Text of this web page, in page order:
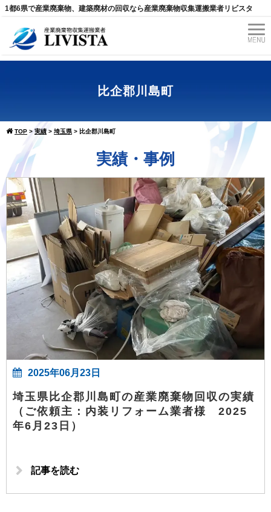
1都6県で産業廃棄物、建築廃材の回収なら産業廃棄物収集運搬業者リビスタ
比企郡川島町
TOP > 実績 > 埼玉県 > 比企郡川島町
実績・事例
2025年06月23日
埼玉県比企郡川島町の産業廃棄物回収の実績
（ご依頼主：内装リフォーム業者様 2025
年6月23日）
記事を読む